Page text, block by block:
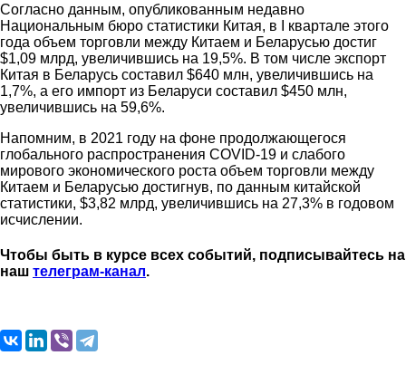
Согласно данным, опубликованным недавно
Национальным бюро статистики Китая, в I квартале этого
года объем торговли между Китаем и Беларусью достиг
$1,09 млрд, увеличившись на 19,5%. В том числе экспорт
Китая в Беларусь составил $640 млн, увеличившись на
1,7%, а его импорт из Беларуси составил $450 млн,
увеличившись на 59,6%.
Напомним, в 2021 году на фоне продолжающегося
глобального распространения COVID-19 и слабого
мирового экономического роста объем торговли между
Китаем и Беларусью достигнув, по данным китайской
статистики, $3,82 млрд, увеличившись на 27,3% в годовом
исчислении.
Чтобы быть в курсе всех событий, подписывайтесь на
наш телеграм-канал.